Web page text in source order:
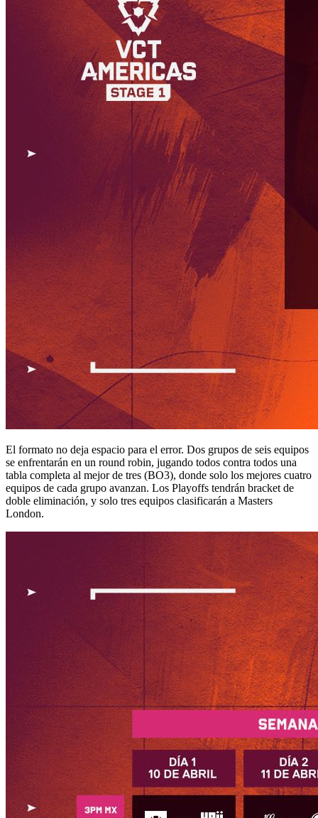
El formato no deja espacio para el error. Dos grupos de seis equipos
se enfrentarán en un round robin, jugando todos contra todos una
tabla completa al mejor de tres (BO3), donde solo los mejores cuatro
equipos de cada grupo avanzan. Los Playoffs tendrán bracket de
doble eliminación, y solo tres equipos clasificarán a Masters
London.